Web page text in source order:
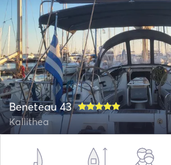
Beneteau 43
Kallithea